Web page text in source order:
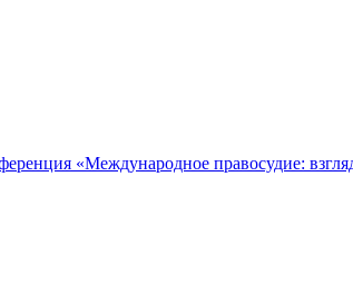
«Международное правосудие: